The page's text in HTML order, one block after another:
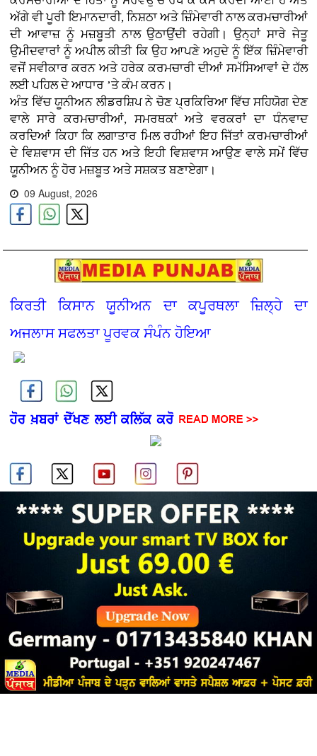
ਅੱਗੇ ਵੀ ਪੂਰੀ ਇਮਾਨਦਾਰੀ, ਨਿਸ਼ਠਾ ਅਤੇ ਜ਼ਿੰਮੇਵਾਰੀ ਨਾਲ ਕਰਮਚਾਰੀਆਂ
ਦੀ ਆਵਾਜ਼ ਨੂੰ ਮਜ਼ਬੂਤੀ ਨਾਲ ਉਠਾਉਂਦੀ ਰਹੇਗੀ। ਉਨ੍ਹਾਂ ਸਾਰੇ ਜੇਤੂ
ਉਮੀਦਵਾਰਾਂ ਨੂੰ ਅਪੀਲ ਕੀਤੀ ਕਿ ਉਹ ਆਪਣੇ ਅਹੁਦੇ ਨੂੰ ਇੱਕ ਜ਼ਿੰਮੇਵਾਰੀ
ਵਜੋਂ ਸਵੀਕਾਰ ਕਰਨ ਅਤੇ ਹਰੇਕ ਕਰਮਚਾਰੀ ਦੀਆਂ ਸਮੱਸਿਆਵਾਂ ਦੇ ਹੱਲ
ਲਈ ਪਹਿਲ ਦੇ ਆਧਾਰ ’ਤੇ ਕੰਮ ਕਰਨ।
ਅੰਤ ਵਿੱਚ ਯੂਨੀਅਨ ਲੀਡਰਸ਼ਿਪ ਨੇ ਚੋਣ ਪ੍ਰਕਿਰਿਆ ਵਿੱਚ ਸਹਿਯੋਗ ਦੇਣ
ਵਾਲੇ ਸਾਰੇ ਕਰਮਚਾਰੀਆਂ, ਸਮਰਥਕਾਂ ਅਤੇ ਵਰਕਰਾਂ ਦਾ ਧੰਨਵਾਦ
ਕਰਦਿਆਂ ਕਿਹਾ ਕਿ ਲਗਾਤਾਰ ਮਿਲ ਰਹੀਆਂ ਇਹ ਜਿੱਤਾਂ ਕਰਮਚਾਰੀਆਂ
ਦੇ ਵਿਸ਼ਵਾਸ ਦੀ ਜਿੱਤ ਹਨ ਅਤੇ ਇਹੀ ਵਿਸ਼ਵਾਸ ਆਉਣ ਵਾਲੇ ਸਮੇਂ ਵਿੱਚ
ਯੂਨੀਅਨ ਨੂੰ ਹੋਰ ਮਜ਼ਬੂਤ ਅਤੇ ਸਸ਼ਕਤ ਬਣਾਏਗਾ।
09 August, 2026
ਕਿਰਤੀ ਕਿਸਾਨ ਯੂਨੀਅਨ ਦਾ ਕਪੂਰਥਲਾ ਜ਼ਿਲ੍ਹੇ ਦਾ
ਅਜਲਾਸ ਸਫਲਤਾ ਪੂਰਵਕ ਸੰਪੰਨ ਹੋਇਆ